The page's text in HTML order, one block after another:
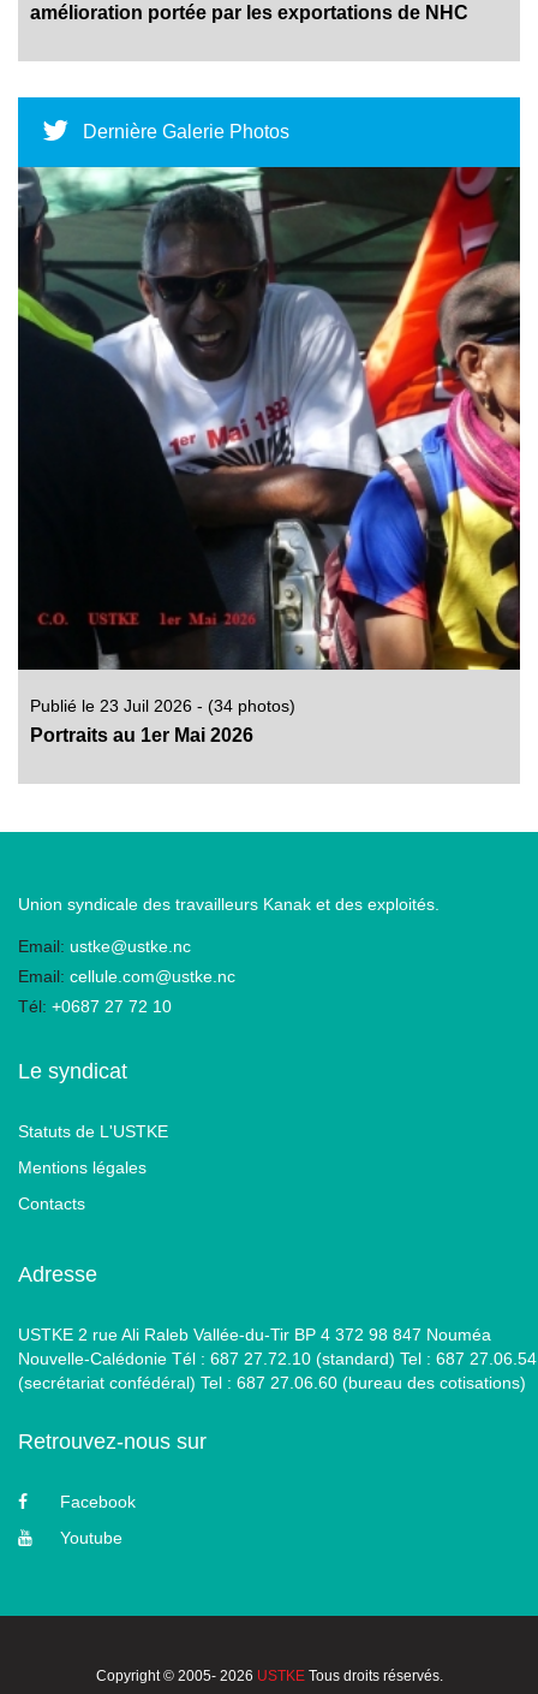
amélioration portée par les exportations de NHC
Dernière Galerie Photos
Publié le 23 Juil 2026 - (34 photos)
Portraits au 1er Mai 2026
Union syndicale des travailleurs Kanak et des exploités.
Email: ustke@ustke.nc
Email: cellule.com@ustke.nc
Tél: +0687 27 72 10
Le syndicat
Statuts de L'USTKE
Mentions légales
Contacts
Adresse
USTKE 2 rue Ali Raleb Vallée-du-Tir BP 4 372 98 847 Nouméa
Nouvelle-Calédonie Tél : 687 27.72.10 (standard) Tel : 687 27.06.54
(secrétariat confédéral) Tel : 687 27.06.60 (bureau des cotisations)
Retrouvez-nous sur
Facebook
Youtube
Copyright © 2005- 2026 USTKETous droits réservés.